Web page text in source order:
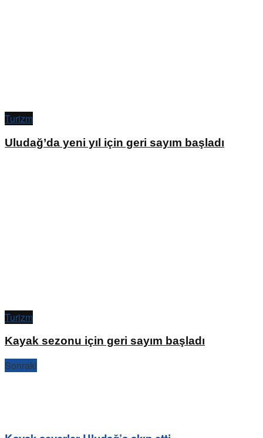
Turizm
Uludağ’da yeni yıl için geri sayım başladı
Turizm
Kayak sezonu için geri sayım başladı
Sonraki